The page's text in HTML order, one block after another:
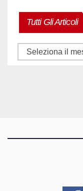
Tutti Gli Articoli
Tutti